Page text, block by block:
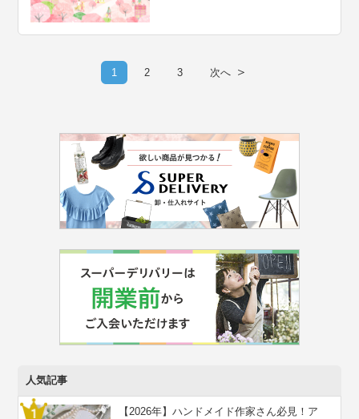
1 2 3 次へ ＞
人気記事
【2026年】ハンドメイド作家さん必見！ア